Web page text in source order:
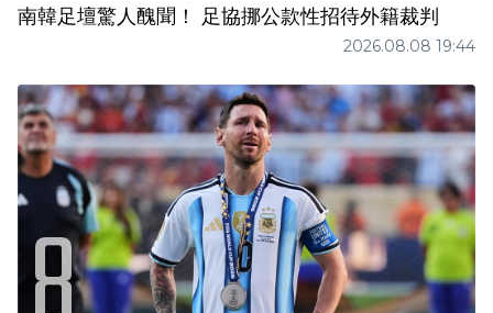
南韓足壇驚人醜聞！ 足協挪公款性招待外籍裁判
2026.08.08 19:44